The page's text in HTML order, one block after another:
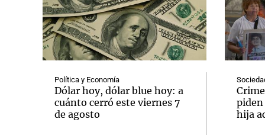
Política y Economía
Dólar hoy, dólar blue hoy: a
cuánto cerró este viernes 7
de agosto
piden
hija